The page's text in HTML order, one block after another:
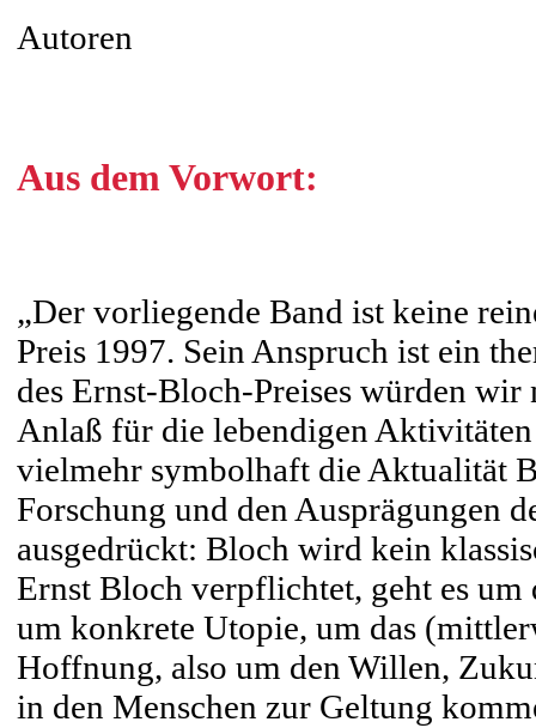
Autoren
Aus dem Vorwort:
„Der vorliegende Band ist keine
Preis 1997. Sein Anspruch ist ein
des Ernst-Bloch-Preises würden
Anlaß für die lebendigen
vielmehr symbolhaft die Aktualität
Forschung und den Ausprägungen
ausgedrückt: Bloch wird kein
Ernst Bloch verpflichtet, geht es
um konkrete Utopie, um das
Hoffnung, also um den Willen,
in den Menschen zur Geltung